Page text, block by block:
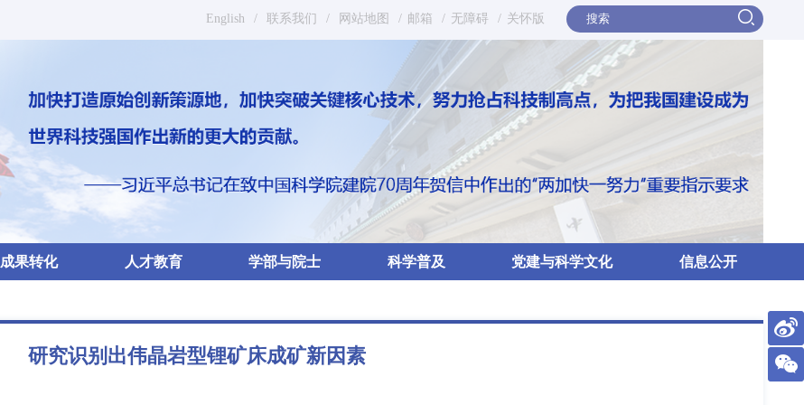
English / 联系我们 / 网站地图 / 邮箱 / 无障碍 / 关怀版
成果转化 人才教育 学部与院士 科学普及 党建与科学文化 信息公开
研究识别出伟晶岩型锂矿床成矿新因素